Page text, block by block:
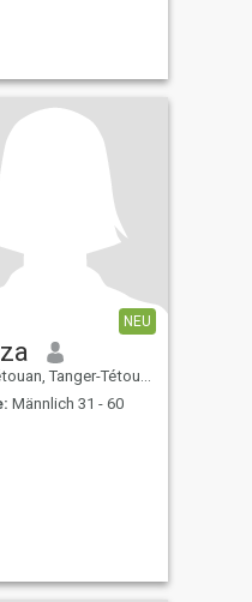
NEU
Tanger-Tétouan, Marokko
Männlich 31 - 60